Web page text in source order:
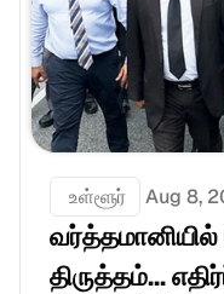
உள்ளூர் Aug 8,
திருத்தம்...